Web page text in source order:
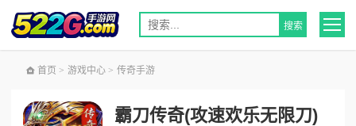
首页 > 游戏中心 > 传奇手游
霸刀传奇(攻速欢乐无限刀)